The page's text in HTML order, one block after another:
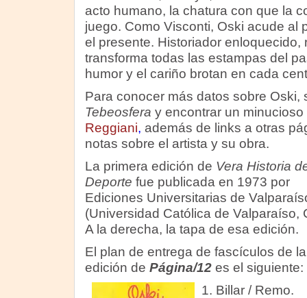
acto humano, la chatura con que la
juego. Como Visconti, Oski acude al
el presente. Historiador enloquecido,
transforma todas las estampas del
humor y el cariño brotan en cada
Para conocer más datos sobre Oski,
Tebeosfera y encontrar un minucioso
Reggiani, además de links a otras
notas sobre el artista y su obra.
La primera edición de Vera Historia
Deporte fue publicada en 1973 por
Ediciones Universitarias de
(Universidad Católica de Valparaíso,
A la derecha, la tapa de esa edición.
El plan de entrega de fascículos de la
edición de Página/12es el siguiente:
1. Billar / Remo.